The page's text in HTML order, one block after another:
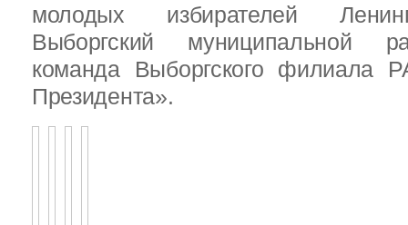
молодых избирателей
Выборгский муниципальной
команда Выборгского филиала
Президента».